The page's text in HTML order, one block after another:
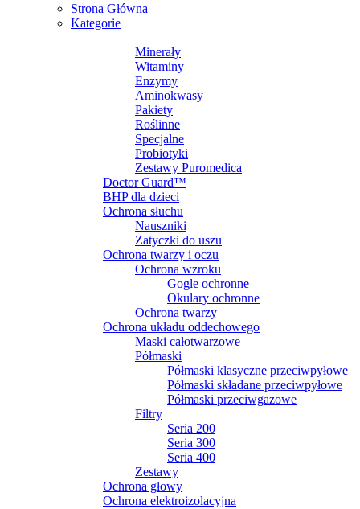
Strona Główna
Kategorie
Minerały
Witaminy
Enzymy
Aminokwasy
Pakiety
Roślinne
Specjalne
Probiotyki
Zestawy Puromedica
Doctor Guard™
BHP dla dzieci
Ochrona słuchu
Nauszniki
Zatyczki do uszu
Ochrona twarzy i oczu
Ochrona wzroku
Gogle ochronne
Okulary ochronne
Ochrona twarzy
Ochrona układu oddechowego
Maski całotwarzowe
Półmaski
Półmaski klasyczne przeciwpyłowe
Półmaski składane przeciwpyłowe
Półmaski przeciwgazowe
Filtry
Seria 200
Seria 300
Seria 400
Zestawy
Ochrona głowy
Ochrona elektroizolacyjna